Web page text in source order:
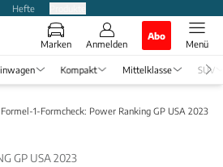
Hefte
Marken Anmelden
Abo
Menü
Kompakt Mittelklasse SUV
Formel-1-Formcheck: Power Ranking GP USA 2023
GP USA 2023